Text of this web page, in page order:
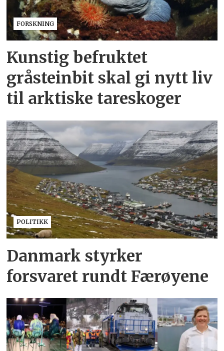
FORSKNING
Kunstig befruktet
gråsteinbit skal gi nytt liv
til arktiske tareskoger
POLITIKK
Danmark styrker
forsvaret rundt Færøyene